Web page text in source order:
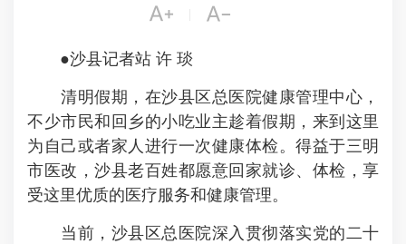
 
●沙县记者站 许 琰
清明假期，在沙县区总医院健康管理中心，
不少市民和回乡的小吃业主趁着假期，来到这里
为自己或者家人进行一次健康体检。得益于三明
市医改，沙县老百姓都愿意回家就诊、体检，享
受这里优质的医疗服务和健康管理。
当前，沙县区总医院深入贯彻落实党的二十